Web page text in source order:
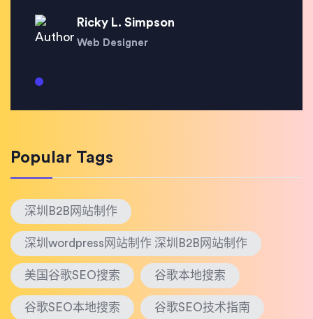
Ricky L. Simpson
Web Designer
Popular Tags
深圳B2B网站制作
深圳wordpress网站制作 深圳B2B网站制作
美国谷歌SEO搜索 谷歌本地搜索
谷歌SEO本地搜索 谷歌SEO技术指南